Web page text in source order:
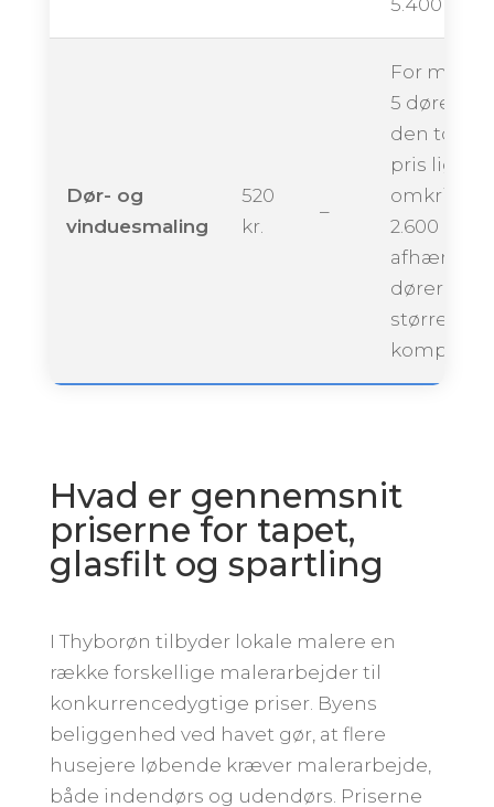
Dør- og
vinduesmaling
520
kr.
–
For
5 døre kan
den totale
pris ligge
omkring
2.600
afhængigt
dørernes
størrelse
Hvad er gennemsnit
priserne for tapet,
glasfilt og spartling
I Thyborøn tilbyder lokale malere en
række forskellige malerarbejder til
konkurrencedygtige priser. Byens
beliggenhed ved havet gør, at flere
husejere løbende kræver malerarbejde,
både indendørs og udendørs. Priserne